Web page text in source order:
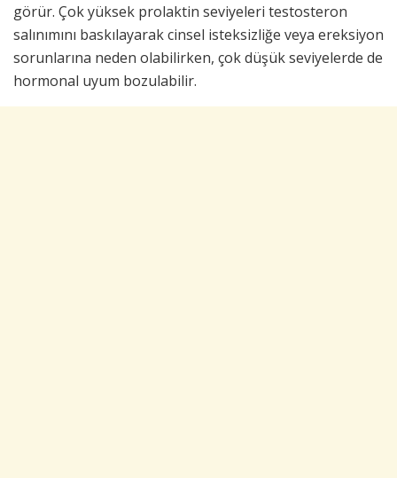
görür. Çok yüksek prolaktin seviyeleri testosteron
salınımını baskılayarak cinsel isteksizliğe veya ereksiyon
sorunlarına neden olabilirken, çok düşük seviyelerde de
hormonal uyum bozulabilir.